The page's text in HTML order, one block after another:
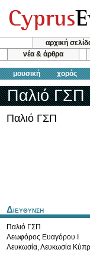
αρχική
νέα & άρθρα
μουσική χορός
Παλιό ΓΣΠ
Παλιό ΓΣΠ
Διευθυνση
Παλιό ΓΣΠ
Λεωφόρος Ευαγόρου Ι
Λευκωσία,Λευκωσία